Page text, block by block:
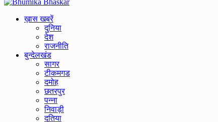
ख़ास खबरें
दुनिया
देश
राजनीति
बुन्देलखंड
सागर
टीकमगड
दमोह
छतरपुर
पन्ना
निवाड़ी
दतिया